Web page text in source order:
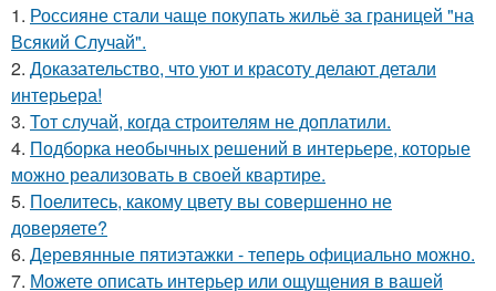
1. Россияне стали чаще покупать жильё за границей "на
Всякий Случай".
2. Доказательство, что уют и красоту делают детали
интерьера!
3. Тот случай, когда строителям не доплатили.
4. Подборка необычных решений в интерьере, которые
можно реализовать в своей квартире.
5. Поелитесь, какому цвету вы совершенно не
доверяете?
6. Деревянные пятиэтажки - теперь официально можно.
7. Можете описать интерьер или ощущения в вашей